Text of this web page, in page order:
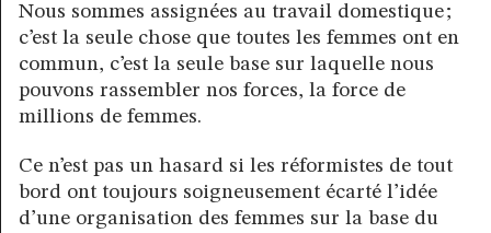
Nous sommes assignées au travail domestique ;
c’est la seule chose que toutes les femmes ont en
commun, c’est la seule base sur laquelle nous
pouvons rassembler nos forces, la force de
millions de femmes.
Ce n’est pas un hasard si les réformistes de tout
bord ont toujours soigneusement écarté l’idée
d’une organisation des femmes sur la base du